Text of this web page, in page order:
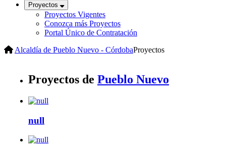
Proyectos
Proyectos Vigentes
Conozca más Proyectos
Portal Único de Contratación
Alcaldía de Pueblo Nuevo - CórdobaProyectos